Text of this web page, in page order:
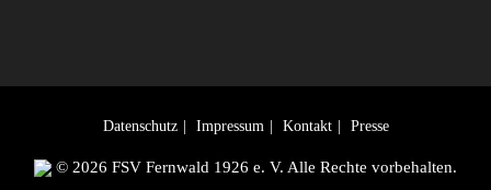
Datenschutz Impressum Kontakt Presse
© 2026 FSV Fernwald 1926 e. V. Alle Rechte vorbehalten.